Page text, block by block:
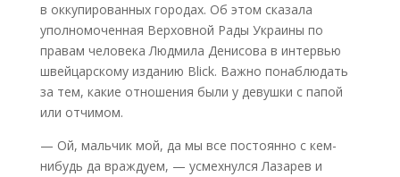
в оккупированных городах. Об этом сказала
уполномоченная Верховной Рады Украины по
правам человека Людмила Денисова в интервью
швейцарскому изданию Blick. Важно понаблюдать
за тем, какие отношения были у девушки с папой
или отчимом.
— Ой, мальчик мой, да мы все постоянно с кем-
нибудь да враждуем, — усмехнулся Лазарев и